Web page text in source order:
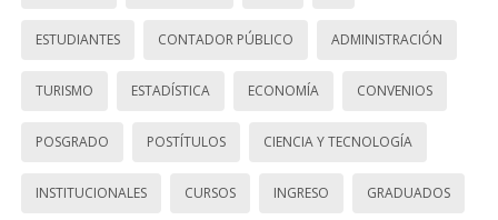
ESTUDIANTES CONTADOR PÚBLICO ADMINISTRACIÓN
TURISMO ESTADÍSTICA ECONOMÍA CONVENIOS
POSGRADO POSTÍTULOS CIENCIA Y TECNOLOGÍA
INSTITUCIONALES CURSOS INGRESO GRADUADOS